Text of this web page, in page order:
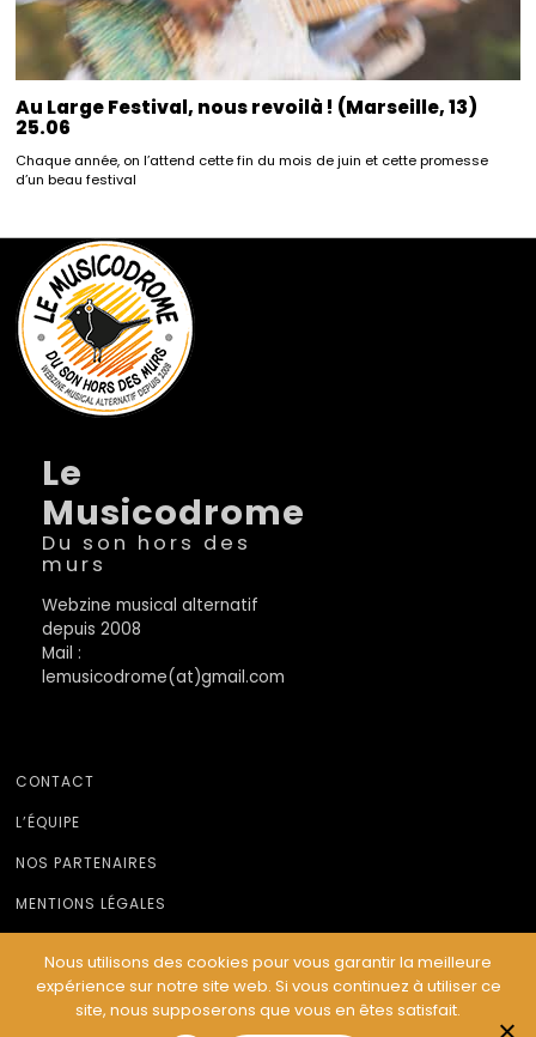
Au Large Festival, nous revoilà ! (Marseille, 13)
25.06
Chaque année, on l’attend cette fin du mois de juin et cette promesse
d’un beau festival
Le
Musicodrome
Du son hors des
murs
Webzine musical alternatif
depuis 2008
Mail :
lemusicodrome(at)gmail.com
CONTACT
L’ÉQUIPE
NOS PARTENAIRES
MENTIONS LÉGALES
© Le Musicodrome 2022 - Webdesign :Cereal Concept
Nous utilisons des cookies pour vous garantir la meilleure
expérience sur notre site web. Si vous continuez à utiliser ce
site, nous supposerons que vous en êtes satisfait.